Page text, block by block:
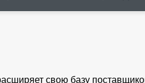
свою базу